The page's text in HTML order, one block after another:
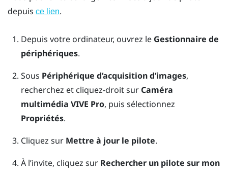
depuis ce lien.
Depuis votre ordinateur, ouvrez le Gestionnaire de
périphériques.
Sous Périphérique d’acquisition d’images,
recherchez et cliquez-droit sur Caméra
multimédia VIVE Pro, puis sélectionnez
Propriétés.
Cliquez sur Mettre à jour le pilote.
À l’invite, cliquez sur Rechercher un pilote sur mon